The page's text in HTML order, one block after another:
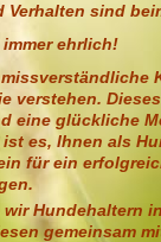
Verhalten sind
ehrlich!
verstehen.
eine glückliche
es, Ihnen als
für ein
Hundehaltern
gemeinsam